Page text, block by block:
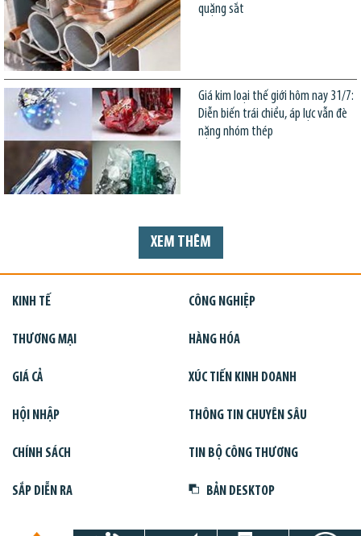
quặng sắt
Giá kim loại thế giới hôm nay 31/7:
Diễn biến trái chiều, áp lực vẫn đè
nặng nhóm thép
XEM THÊM
KINH TẾ CÔNG NGHIỆP
THƯƠNG MẠI HÀNG HÓA
GIÁ CẢ XÚC TIẾN KINH DOANH
HỘI NHẬP THÔNG TIN CHUYÊN SÂU
CHÍNH SÁCH TIN BỘ CÔNG THƯƠNG
SẮP DIỄN RA BẢN DESKTOP